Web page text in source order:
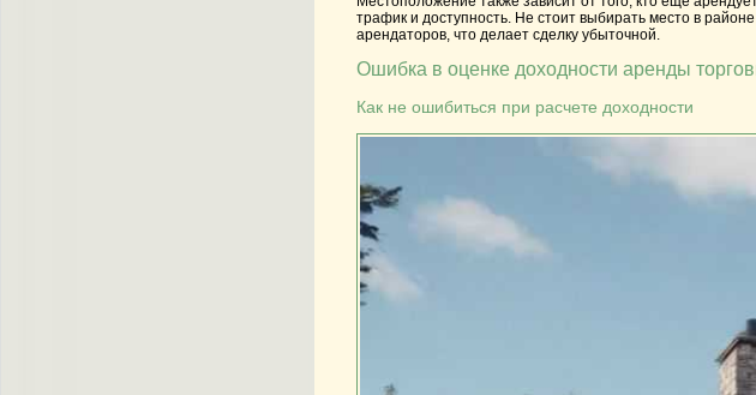
трафик и доступность. Не стоит выбирать место в
арендаторов, что делает сделку убыточной.
Ошибка в оценке доходности аренды
Как не ошибиться при расчете доходности